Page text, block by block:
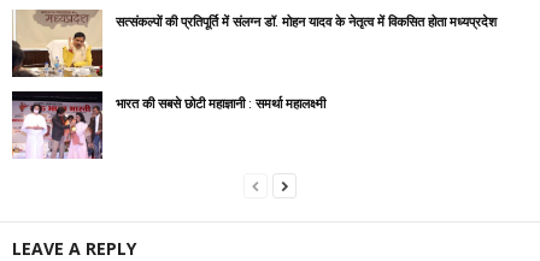
सत्‍संकल्‍पों की प्रतिपूर्ति में संलग्न डॉ. मोहन यादव के नेतृत्‍व में विकसित होता मध्‍यप्रदेश
भारत की सबसे छोटी महाज्ञानी : समर्था महालक्ष्मी
LEAVE A REPLY